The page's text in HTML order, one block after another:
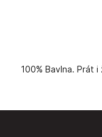
100% Bavlna. Prát